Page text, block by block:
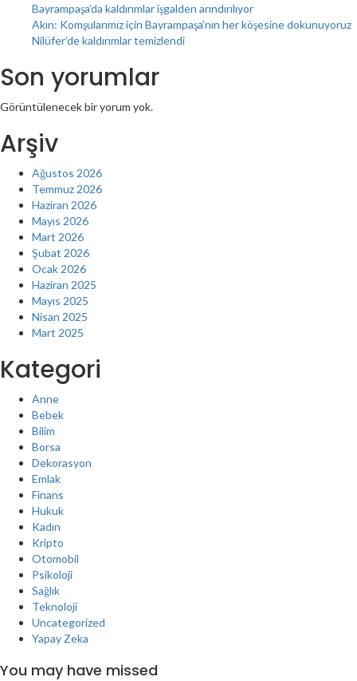
Bayrampaşa’da kaldırımlar işgalden arındırılıyor
Akın: Komşularımız için Bayrampaşa’nın her köşesine dokunuyoruz
Nilüfer’de kaldırımlar temizlendi
Son yorumlar
Görüntülenecek bir yorum yok.
Arşiv
Ağustos 2026
Temmuz 2026
Haziran 2026
Mayıs 2026
Mart 2026
Şubat 2026
Ocak 2026
Haziran 2025
Mayıs 2025
Nisan 2025
Mart 2025
Kategori
Anne
Bebek
Bilim
Borsa
Dekorasyon
Emlak
Finans
Hukuk
Kadın
Kripto
Otomobil
Psikoloji
Sağlık
Teknoloji
Uncategorized
Yapay Zeka
You may have missed